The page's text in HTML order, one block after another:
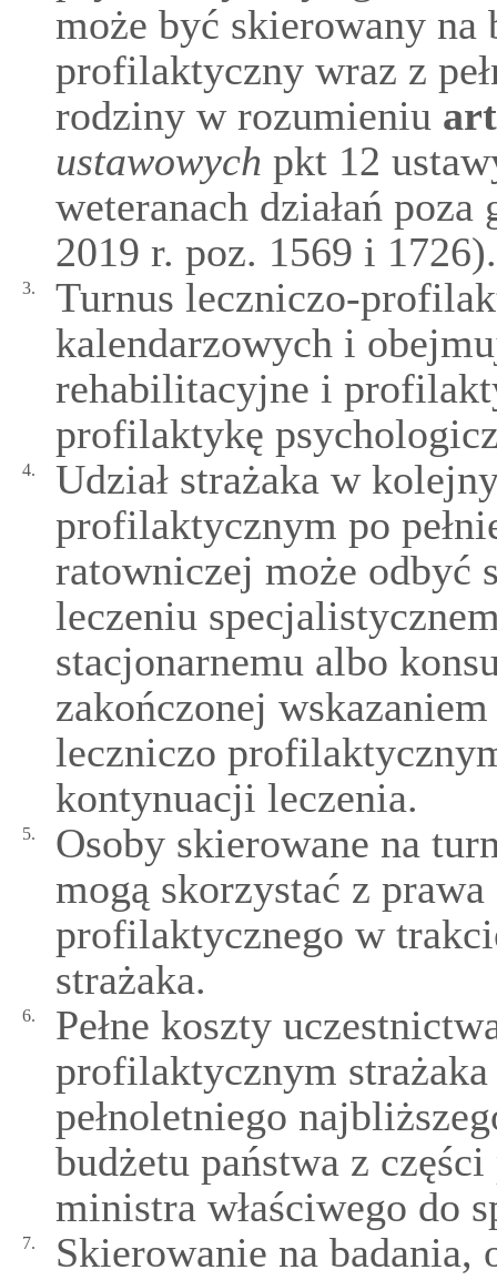
może być skierowany na
profilaktyczny wraz z
rodziny w rozumieniu
ustawowych pkt 12
weteranach działań
2019 r. poz. 1569 i 1726).
3.
Turnus leczniczo-
kalendarzowych i
rehabilitacyjne i
profilaktykę
4.
Udział strażaka w
profilaktycznym po
ratowniczej może odbyć
leczeniu
stacjonarnemu albo
zakończonej
leczniczo
kontynuacji leczenia.
5.
Osoby skierowane na
mogą skorzystać z
profilaktycznego w
strażaka.
6.
Pełne koszty
profilaktycznym
pełnoletniego
budżetu państwa z
ministra właściwego do
7.
Skierowanie na